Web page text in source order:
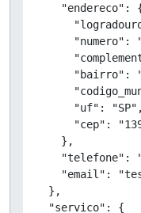
"endereco":
"numero":
"bairro":
      "uf": "SP",
"cep":
    },
"telefone":
"email":
  },
  "servico": {